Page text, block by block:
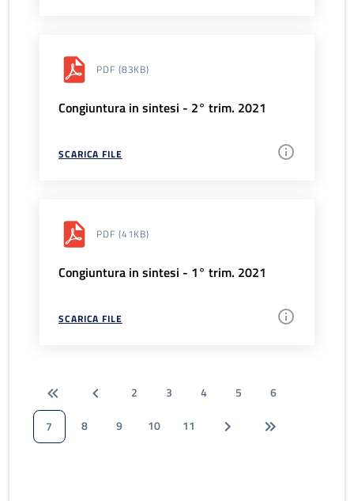
PDF (83KB)
Congiuntura in sintesi - 2° trim. 2021
SCARICA FILE
PDF (41KB)
Congiuntura in sintesi - 1° trim. 2021
SCARICA FILE
2 3 4 5
6
7
8 9 10 11